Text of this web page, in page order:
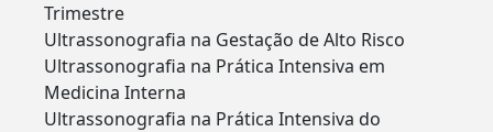
Trimestre
Ultrassonografia na Gestação de Alto Risco
Ultrassonografia na Prática Intensiva em
Medicina Interna
Ultrassonografia na Prática Intensiva do